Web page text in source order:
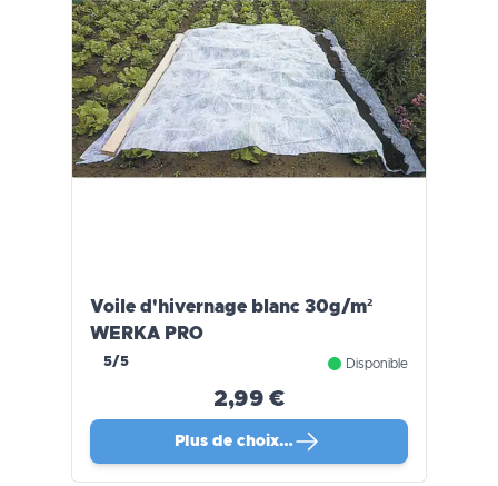
Voile d'hivernage blanc 30g/m²
WERKA PRO
5/5 Disponible
2,99 €
Plus de choix…